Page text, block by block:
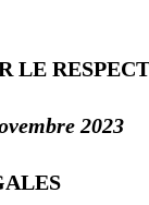
LE
2023